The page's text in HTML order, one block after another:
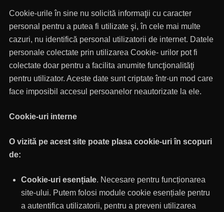
Cookie-urile în sine nu solicită informaţii cu caracter
personal pentru a putea fi utilizate şi, în cele mai multe
cazuri, nu identifică personal utilizatorii de internet. Datele
personale colectate prin utilizarea Cookie- urilor pot fi
colectate doar pentru a facilita anumite funcţionalităţi
pentru utilizator. Aceste date sunt criptate într-un mod care
face imposibil accesul persoanelor neautorizate la ele.
Cookie-uri interne
O vizită pe acest site poate plasa cookie-uri în scopuri
de:
Cookie-uri esențiale. Necesare pentru funcționarea
site-ului. Putem folosi module cookie esențiale pentru
a autentifica utilizatorii, pentru a preveni utilizarea